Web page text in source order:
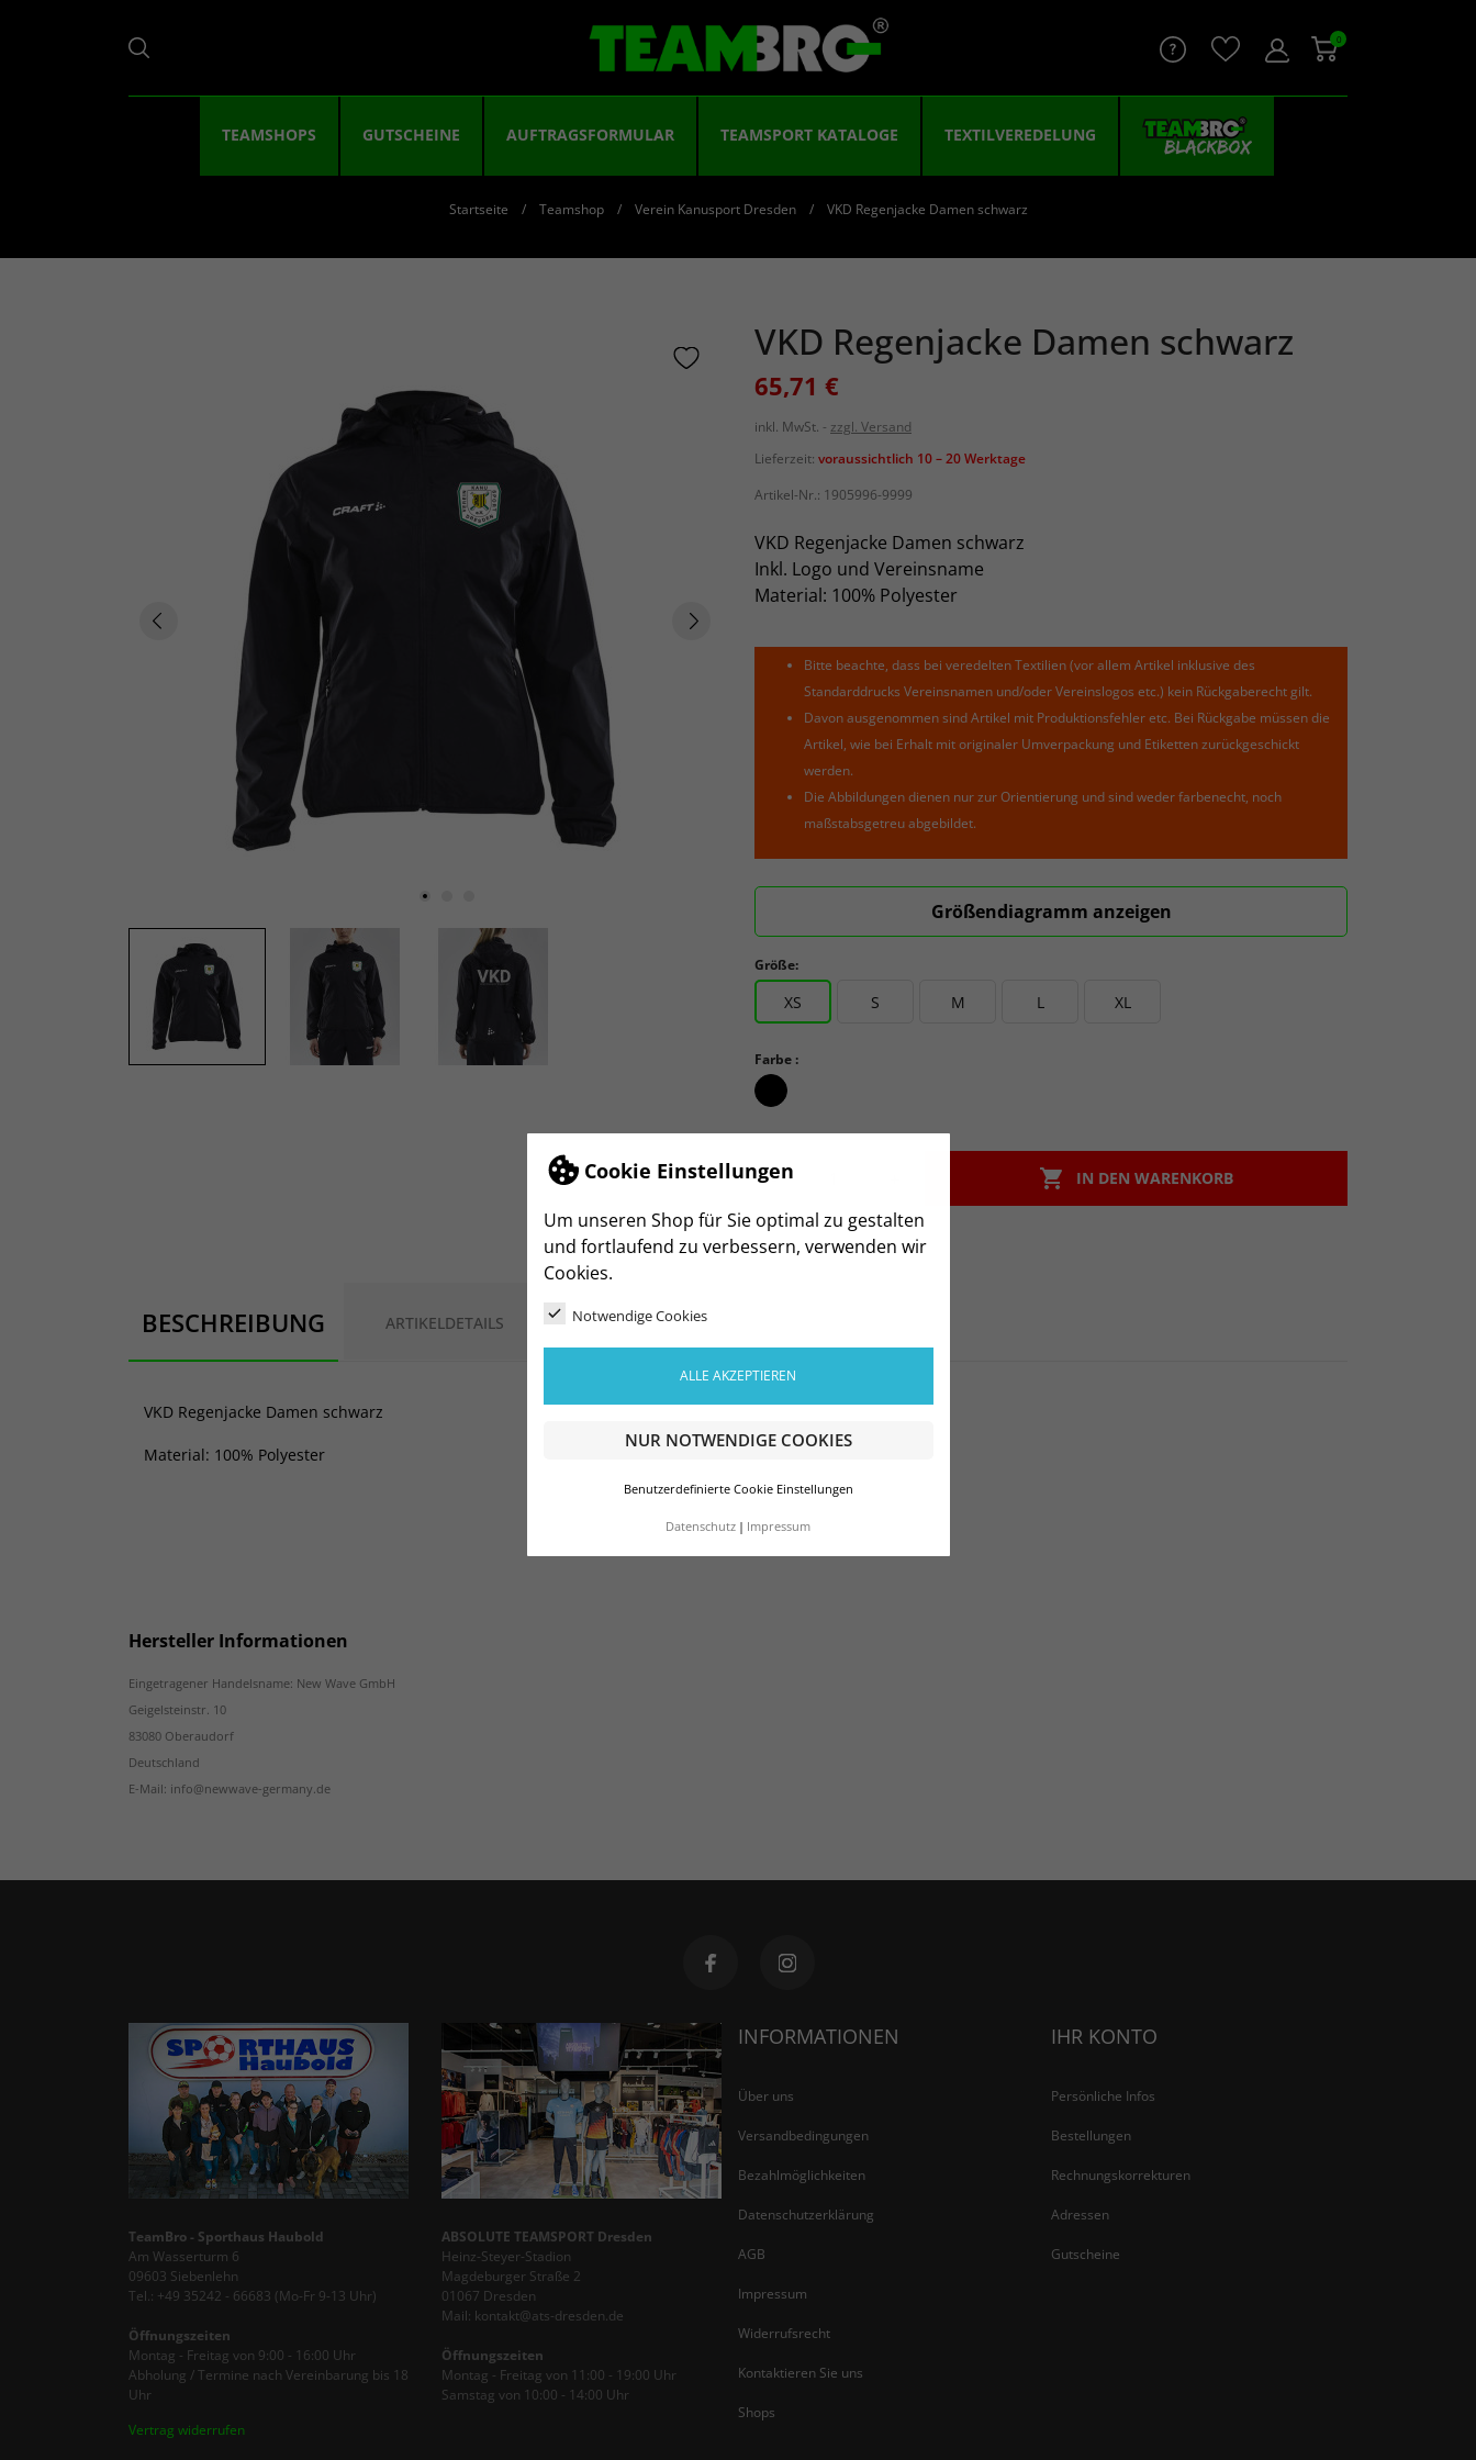
Cookie Einstellungen
Um unseren Shop für Sie optimal zu gestalten
und fortlaufend zu verbessern, verwenden wir
Cookies.
Notwendige Cookies
ALLE AKZEPTIEREN
NUR NOTWENDIGE COOKIES
Benutzerdefinierte Cookie Einstellungen
Datenschutz Impressum
0
TEAMSHOPS GUTSCHEINE AUFTRAGSFORMULAR TEAMSPORT KATALOGE TEXTILVEREDELUNG
Startseite Teamshop Verein Kanusport Dresden VKD Regenjacke Damen schwarz
VKD Regenjacke Damen schwarz
65,71 €
inkl. MwSt.
zzgl. Versand
Lieferzeit: voraussichtlich 10 – 20 Werktage
Artikel-Nr.: 1905996-9999
VKD Regenjacke Damen schwarz
Inkl. Logo und Vereinsname
Material: 100% Polyester
Bitte beachte, dass bei veredelten Textilien (vor allem Artikel inklusive des
Standarddrucks Vereinsnamen und/oder Vereinslogos etc.) kein Rückgaberecht gilt.
Davon ausgenommen sind Artikel mit Produktionsfehler etc. Bei Rückgabe müssen die
Artikel, wie bei Erhalt mit originaler Umverpackung und Etiketten zurückgeschickt
werden.
Die Abbildungen dienen nur zur Orientierung und sind weder farbenecht, noch
maßstabsgetreu abgebildet.
Größendiagramm anzeigen
Größe:
XS S M L XL
Farbe :
schwarz_schwarz
-  IN DEN WARENKORB
BESCHREIBUNG ARTIKELDETAILS
VKD Regenjacke Damen schwarz
Material: 100% Polyester
Hersteller Informationen
Eingetragener Handelsname: New Wave GmbH
Geigelsteinstr. 10
83080 Oberaudorf
Deutschland
E-Mail: info@newwave-germany.de
TeamBro - Sporthaus Haubold
Am Wasserturm 6
09603 Siebenlehn
Tel.: +49 35242 - 66683 (Mo-Fr 9-13 Uhr)
Öffnungszeiten
Montag - Freitag von 9:00 - 16:00 Uhr
Abholung / Termine nach Vereinbarung bis 18
Uhr
Vertrag widerrufen
ABSOLUTE TEAMSPORT Dresden
Heinz-Steyer-Stadion
Magdeburger Straße 2
01067 Dresden
Mail: kontakt@ats-dresden.de
Öffnungszeiten
Montag - Freitag von 11:00 - 19:00 Uhr
Samstag von 10:00 - 14:00 Uhr
INFORMATIONEN
Über uns
Versandbedingungen
Bezahlmöglichkeiten
Datenschutzerklärung
AGB
Impressum
Widerrufsrecht
Kontaktieren Sie uns
Shops
IHR KONTO
Persönliche Infos
Bestellungen
Rechnungskorrekturen
Adressen
Gutscheine